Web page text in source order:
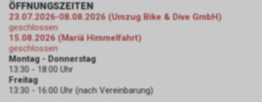
ÖFFNUNGSZEITEN
23.07.2026-08.08.2026 (Umzug Bike & Dive GmbH)
geschlossen
15.08.2026 (Mariä Himmelfahrt)
geschlossen
Montag - Donnerstag
13:30 - 18:00 Uhr
Freitag
13:30 - 16:00 Uhr (nach Vereinbarung)